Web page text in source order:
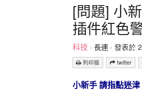
[問題] 小
插件紅色
科技 · 長連 · 發表於
列印版 twitter
小新手 請指點迷津